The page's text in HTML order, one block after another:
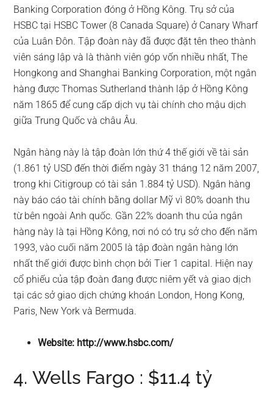
Banking Corporation đóng ở Hồng Kông. Trụ sở của
HSBC tại HSBC Tower (8 Canada Square) ở Canary Wharf
của Luân Đôn. Tập đoàn này đã được đặt tên theo thành
viên sáng lập và là thành viên góp vốn nhiều nhất, The
Hongkong and Shanghai Banking Corporation, một ngân
hàng được Thomas Sutherland thành lập ở Hồng Kông
năm 1865 để cung cấp dịch vụ tài chính cho mậu dịch
giữa Trung Quốc và châu Âu.
Ngân hàng này là tập đoàn lớn thứ 4 thế giới về tài sản
(1.861 tỷ USD đến thời điểm ngày 31 tháng 12 năm 2007,
trong khi Citigroup có tài sản 1.884 tỷ USD). Ngân hàng
này báo cáo tài chính bằng dollar Mỹ vì 80% doanh thu
từ bên ngoài Anh quốc. Gần 22% doanh thu của ngân
hàng này là tại Hồng Kông, nơi nó có trụ sở cho đến năm
1993, vào cuối năm 2005 là tập đoàn ngân hàng lớn
nhất thế giới được bình chọn bởi Tier 1 capital. Hiện nay
cổ phiếu của tập đoàn đang được niêm yết và giao dịch
tại các sở giao dịch chứng khoán London, Hong Kong,
Paris, New York và Bermuda.
Website: http://www.hsbc.com/
4. Wells Fargo : $11.4 tỷ